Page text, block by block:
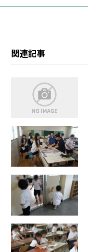
関連記事